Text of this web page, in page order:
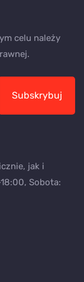
celu należy
Subskrybuj
jak i
Sobota: